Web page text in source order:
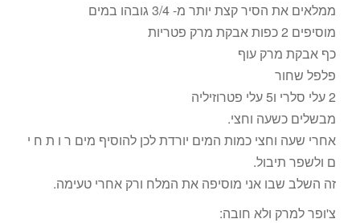
ממלאים את הסיר קצת יותר מ- 3/4 גובהו במים
מוסיפים 2 כפות אבקת מרק פטריות
כף אבקת מרק עוף
פלפל שחור
2 עלי סלרי ו5 עלי פטרוזיליה
מבשלים כשעה וחצי.
אחרי שעה וחצי כמות המים יורדת לכן להוסיף מים ר ו ת ח י
ם ולשפר תיבול.
זה השלב שבו אני מוסיפה את המלח ורק אחרי טעימה.
צ'ופר למרק ולא חובה: